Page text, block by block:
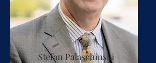
Stefan Palaschinski